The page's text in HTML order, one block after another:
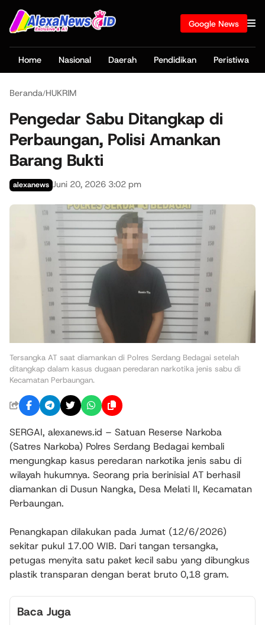
Google News
Home Nasional Daerah Pendidikan Peristiwa
Beranda/HUKRIM
Pengedar Sabu Ditangkap di
Perbaungan, Polisi Amankan
Barang Bukti
alexanews Juni 20, 2026 3:02 pm
Tersangka AT saat diamankan di Polres Serdang Bedagai setelah
ditangkap dalam kasus dugaan peredaran narkotika jenis sabu di
Kecamatan Perbaungan.
SERGAI, alexanews.id – Satuan Reserse Narkoba
(Satres Narkoba) Polres Serdang Bedagai kembali
mengungkap kasus peredaran narkotika jenis sabu di
wilayah hukumnya. Seorang pria berinisial AT berhasil
diamankan di Dusun Nangka, Desa Melati II, Kecamatan
Perbaungan.
Penangkapan dilakukan pada Jumat (12/6/2026)
sekitar pukul 17.00 WIB. Dari tangan tersangka,
petugas menyita satu paket kecil sabu yang dibungkus
plastik transparan dengan berat bruto 0,18 gram.
Baca Juga